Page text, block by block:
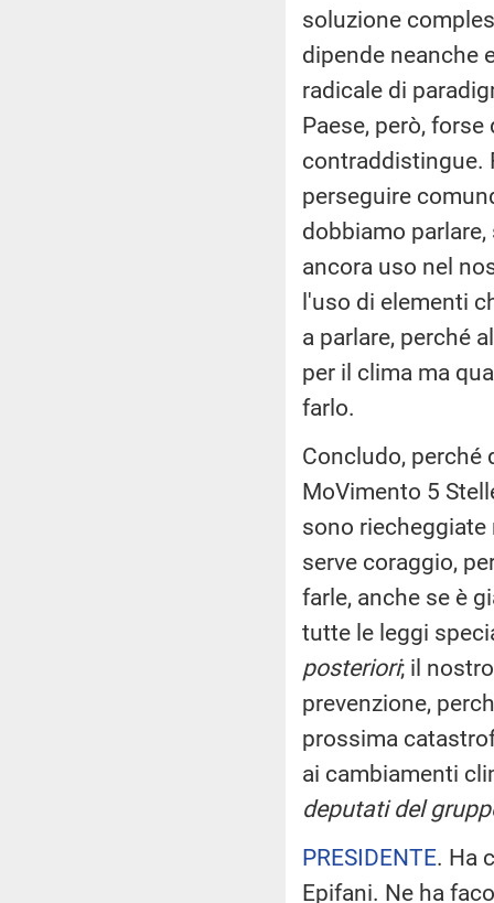
soluzione
dipende neanche
radicale di
Paese, però,
contraddistingue.
perseguire
dobbiamo
ancora uso nel
l'uso di elementi
a parlare, perché
per il clima ma
farlo.
Concludo, perché
MoVimento 5
sono
serve coraggio,
farle, anche se è
tutte le leggi
posteriori; il
prevenzione,
prossima
ai cambiamenti
deputati del
PRESIDENTE. Ha
Epifani. Ne ha